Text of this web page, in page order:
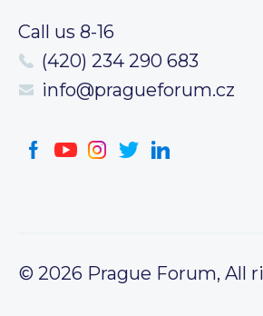
Call us 8-16
(420) 234 290 683
info@pragueforum.cz
© 2026 Prague Forum, All